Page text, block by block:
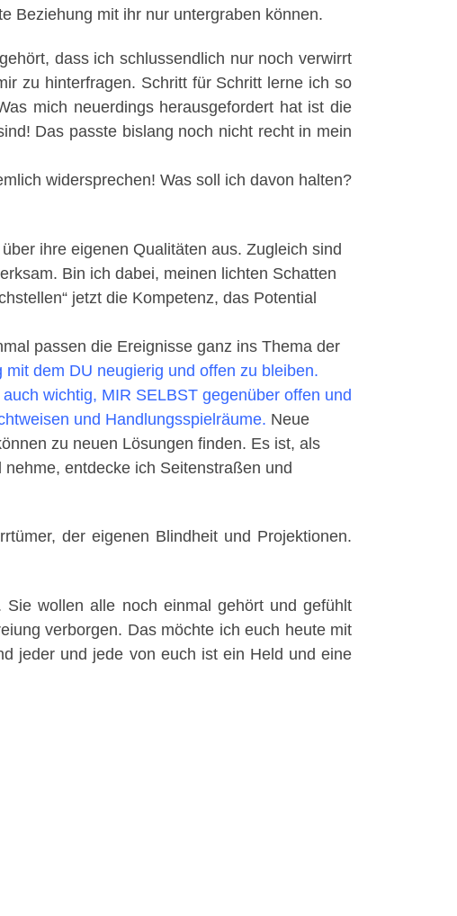
Beziehung mit ihr nur untergraben können.
dass ich schlussendlich nur noch verwirrt
zu hinterfragen. Schritt für Schritt lerne ich so
mich neuerdings herausgefordert hat ist die
Das passte bislang noch nicht recht in mein
widersprechen! Was soll ich davon halten?
ihre eigenen Qualitäten aus. Zugleich sind
Bin ich dabei, meinen lichten Schatten
jetzt die Kompetenz, das Potential
passen die Ereignisse ganz ins Thema der
dem DU neugierig und offen zu bleiben.
auch wichtig, MIR SELBST gegenüber offen und
und Handlungsspielräume. Neue
zu neuen Lösungen finden. Es ist, als
entdecke ich Seitenstraßen und
der eigenen Blindheit und Projektionen.
wollen alle noch einmal gehört und gefühlt
verborgen. Das möchte ich euch heute mit
jeder und jede von euch ist ein Held und eine